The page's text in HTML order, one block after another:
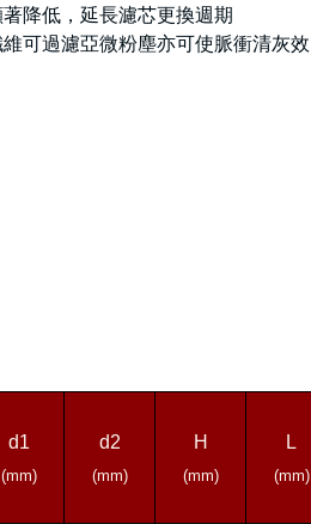
降低，延長濾芯更換週期
可過濾亞微粉塵亦可使脈衝清灰效
d1
(mm)
d2
(mm)
H
(mm)
L
(mm)